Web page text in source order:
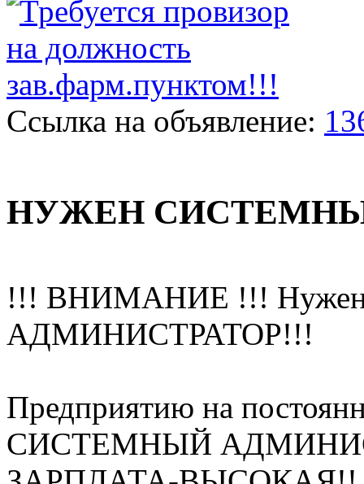
Ссылка на объявление:
НУЖЕН
!!! ВНИМАНИЕ !!!
АДМИНИСТРАТОР!!!
Предприятию на
СИСТЕМНЫЙ